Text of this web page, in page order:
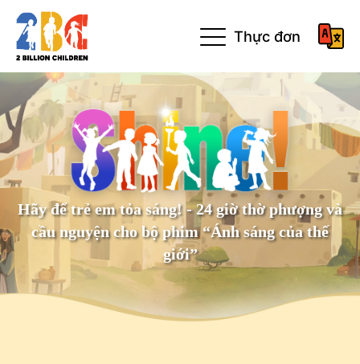
Thực đơn
Hãy để trẻ em tỏa sáng! - 24 giờ thờ phượng và
cầu nguyện cho bộ phim “Ánh sáng của thế
giới”